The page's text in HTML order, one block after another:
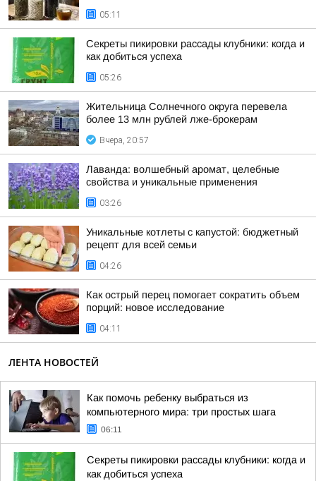
05:11
Секреты пикировки рассады клубники: когда и
как добиться успеха
05:26
Жительница Солнечного округа перевела
более 13 млн рублей лже-брокерам
Вчера, 20:57
Лаванда: волшебный аромат, целебные
свойства и уникальные применения
03:26
Уникальные котлеты с капустой: бюджетный
рецепт для всей семьи
04:26
Как острый перец помогает сократить объем
порций: новое исследование
04:11
ЛЕНТА НОВОСТЕЙ
Как помочь ребенку выбраться из
компьютерного мира: три простых шага
06:11
Секреты пикировки рассады клубники: когда и
как добиться успеха